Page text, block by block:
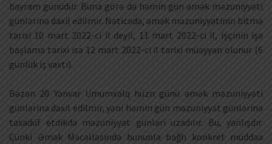
bayram günüdür. Buna görə də həmin gün əmək məzuniyyəti
günlərinə daxil edilmir. Nəticədə, əmək məzuniyyətinin bitmə
tarixi 10 mart 2022-ci il deyil, 11 mart 2022-ci il, işçinin işə
başlama tarixi isə 12 mart 2022-ci il tarixi müəyyən olunur (6
günlük iş vaxtı).
Bəzən 20 Yanvar Ümumxalq hüzn günü əmək məzuniyyəti
günlərinə daxil edilmir, yəni həmin gün məzuniyyət günlərinə
təsadüf etdikdə məzuniyyət günləri uzadılır. Bu, yanlışdır.
Çünki Əmək Məcəlləsində bununla bağlı konkret müddəa